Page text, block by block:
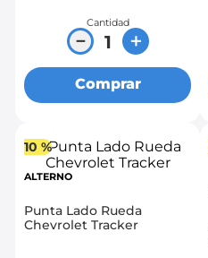
Cantidad
＋
－
Comprar
10 %
ALTERNO
Punta Lado Rueda
Chevrolet Tracker